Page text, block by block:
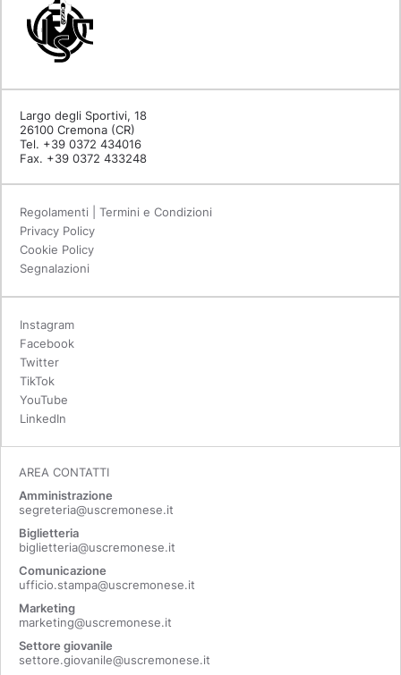
Largo degli Sportivi, 18
26100 Cremona (CR)
Tel. +39 0372 434016
Fax. +39 0372 433248
Regolamenti | Termini e Condizioni
Privacy Policy
Cookie Policy
Segnalazioni
Instagram
Facebook
Twitter
TikTok
YouTube
LinkedIn
AREA CONTATTI
Amministrazione
segreteria@uscremonese.it
Biglietteria
biglietteria@uscremonese.it
Comunicazione
ufficio.stampa@uscremonese.it
Marketing
marketing@uscremonese.it
Settore giovanile
settore.giovanile@uscremonese.it